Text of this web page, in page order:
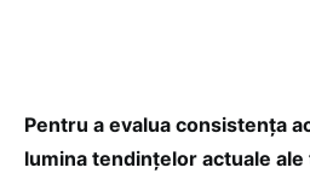
Pentru a evalua consistența
lumina tendințelor actuale